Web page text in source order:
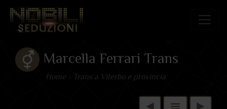
Marcella Ferrari Trans
Home Trans a Viterbo e provincia